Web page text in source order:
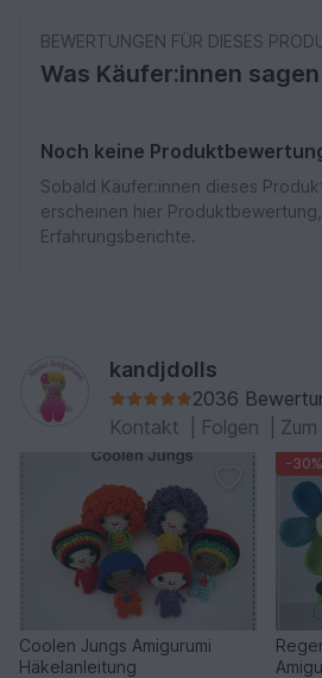
BEWERTUNGEN FÜR DIESES
Was Käufer:innen sagen
Noch keine
Sobald Käufer:innen dieses
erscheinen hier
Erfahrungsberichte.
kandjdolls
2036
Kontakt
Folgen
Coolen Jungs Amigurumi
Häkelanleitung
-30%